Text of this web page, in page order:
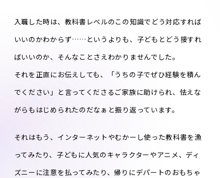
入職した時は、教科書レベルのこの知識でどう対応すれば
いいのかわからず……というよりも、子どもとどう接すれ
ばいいのか、そんなことさえわかりませんでした。
それを正直にお伝えしても、「うちの子でぜひ経験を積ん
でください」と言ってくださるご家族に助けられ、怯えな
がらもはじめられたのだなぁと振り返っています。
それはもう、インターネットやむかーし使った教科書を漁
ってみたり、子どもに人気のキャラクターやアニメ、ディ
ズニーに注意を払ってみたり、帰りにデパートのおもちゃ